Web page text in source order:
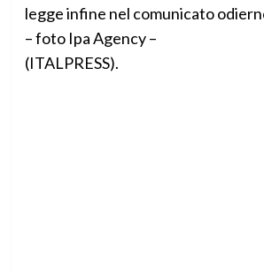
legge infine nel comunicato
– foto Ipa Agency –
(ITALPRESS).